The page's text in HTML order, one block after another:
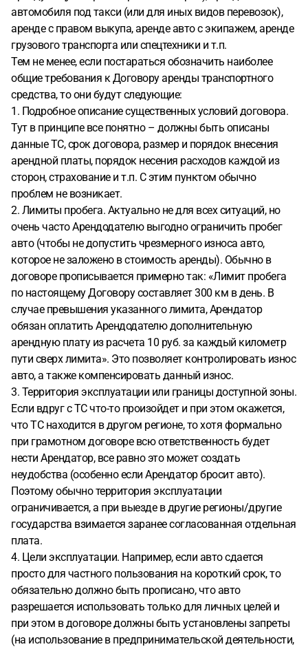
автомобиля под такси (или для иных видов перевозок),
аренде с правом выкупа, аренде авто с экипажем, аренде
грузового транспорта или спецтехники и т.п.
Тем не менее, если постараться обозначить наиболее
общие требования к Договору аренды транспортного
средства, то они будут следующие:
1. Подробное описание существенных условий договора.
Тут в принципе все понятно – должны быть описаны
данные ТС, срок договора, размер и порядок внесения
арендной платы, порядок несения расходов каждой из
сторон, страхование и т.п. С этим пунктом обычно
проблем не возникает.
2. Лимиты пробега. Актуально не для всех ситуаций, но
очень часто Арендодателю выгодно ограничить пробег
авто (чтобы не допустить чрезмерного износа авто,
которое не заложено в стоимость аренды). Обычно в
договоре прописывается примерно так: «Лимит пробега
по настоящему Договору составляет 300 км в день. В
случае превышения указанного лимита, Арендатор
обязан оплатить Арендодателю дополнительную
арендную плату из расчета 10 руб. за каждый километр
пути сверх лимита». Это позволяет контролировать износ
авто, а также компенсировать данный износ.
3. Территория эксплуатации или границы доступной зоны.
Если вдруг с ТС что-то произойдет и при этом окажется,
что ТС находится в другом регионе, то хотя формально
при грамотном договоре всю ответственность будет
нести Арендатор, все равно это может создать
неудобства (особенно если Арендатор бросит авто).
Поэтому обычно территория эксплуатации
ограничивается, а при выезде в другие регионы/другие
государства взимается заранее согласованная отдельная
плата.
4. Цели эксплуатации. Например, если авто сдается
просто для частного пользования на короткий срок, то
обязательно должно быть прописано, что авто
разрешается использовать только для личных целей и
при этом в договоре должны быть установлены запреты
(на использование в предпринимательской деятельности,